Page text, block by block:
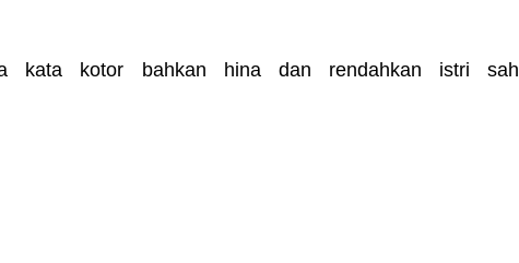
kata kotor bahkan hina dan rendahkan istri sah